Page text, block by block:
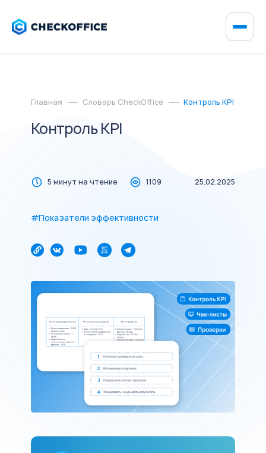
Главная Словарь CheckOffice Контроль KPI
Контроль KPI
5 минут на чтение 1109 25.02.2025
#Показатели эффективности